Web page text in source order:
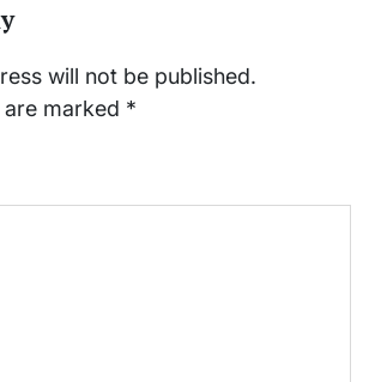
will not be published.
marked *